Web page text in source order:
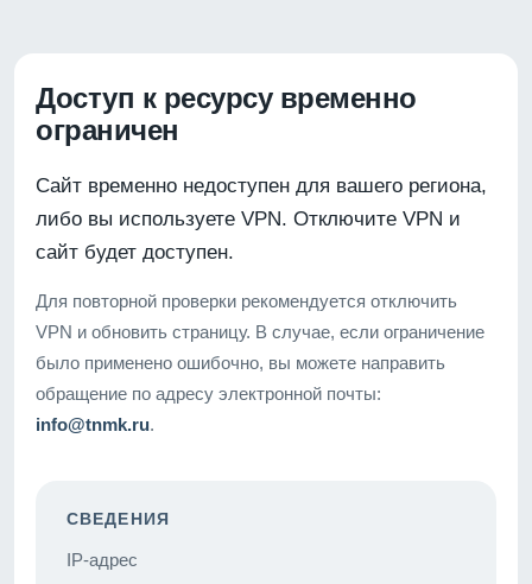
Доступ к ресурсу временно
ограничен
Сайт временно недоступен для вашего региона,
либо вы используете VPN. Отключите VPN и
сайт будет доступен.
Для повторной проверки рекомендуется отключить
VPN и обновить страницу. В случае, если ограничение
было применено ошибочно, вы можете направить
обращение по адресу электронной почты:
info@tnmk.ru.
СВЕДЕНИЯ
IP-адрес